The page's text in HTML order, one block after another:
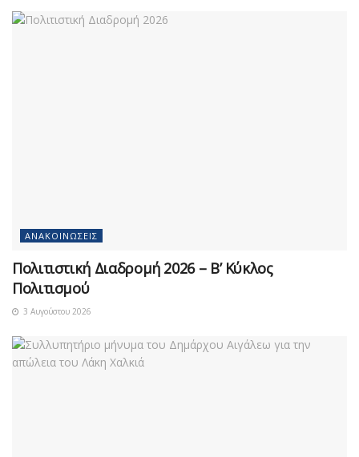
ΑΝΑΚΟΙΝΏΣΕΙΣ
Πολιτιστική Διαδρομή 2026 – Β’ Κύκλος
Πολιτισμού
3 Αυγούστου 2026